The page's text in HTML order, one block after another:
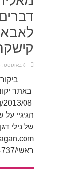
8 באוגוסט, 2013 | 9:24
באתר
הגיגיי
של נילי דגן
ראשי/737-חני-שטרנברג